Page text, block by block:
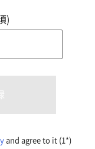
)
(*1) Please be sure to read our
and agree to it